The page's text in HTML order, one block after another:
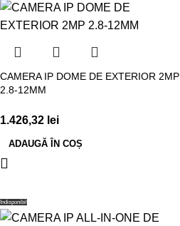
CAMERA IP DOME DE EXTERIOR 2MP
2.8-12MM
1.426,32 lei
ADAUGĂ ÎN COȘ
Indisponibil